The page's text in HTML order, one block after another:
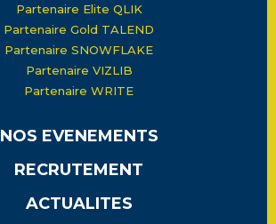
Partenaire Elite QLIK
Partenaire Gold TALEND
Partenaire SNOWFLAKE
Partenaire VIZLIB
Partenaire WRITE
NOS EVENEMENTS
RECRUTEMENT
ACTUALITES